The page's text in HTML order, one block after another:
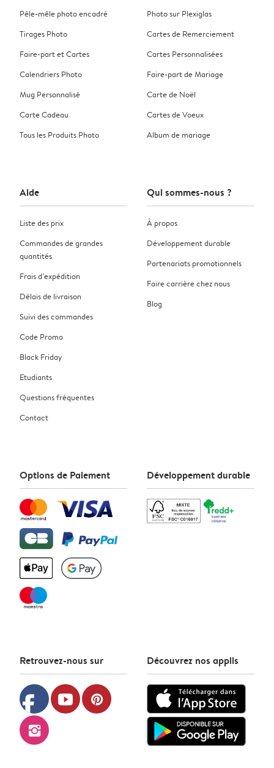
Pêle-mêle photo encadré
Tirages Photo
Faire-part et Cartes
Calendriers Photo
Mug Personnalisé
Carte Cadeau
Tous les Produits Photo
Photo sur Plexiglas
Cartes de Remerciement
Cartes Personnalisées
Faire-part de Mariage
Carte de Noël
Cartes de Voeux
Album de mariage
Aide
Liste des prix
Commandes de grandes
quantités
Frais d’expédition
Délais de livraison
Suivi des commandes
Code Promo
Black Friday
Etudiants
Questions fréquentes
Contact
Qui sommes-nous ?
À propos
Développement durable
Partenariats promotionnels
Faire carrière chez nous
Blog
Options de Paiement Développement durable
Retrouvez-nous sur
facebook youtube pinterest
instagram
Découvrez nos applis